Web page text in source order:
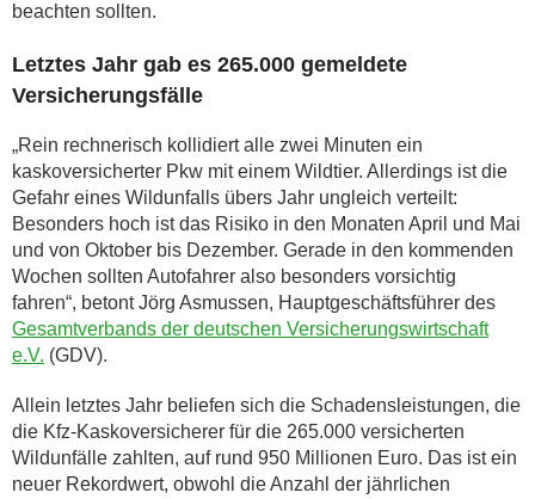
beachten sollten.
Letztes Jahr gab es 265.000 gemeldete
Versicherungsfälle
„Rein rechnerisch kollidiert alle zwei Minuten ein
kaskoversicherter Pkw mit einem Wildtier. Allerdings ist die
Gefahr eines Wildunfalls übers Jahr ungleich verteilt:
Besonders hoch ist das Risiko in den Monaten April und Mai
und von Oktober bis Dezember. Gerade in den kommenden
Wochen sollten Autofahrer also besonders vorsichtig
fahren“, betont Jörg Asmussen, Hauptgeschäftsführer des
Gesamtverbands der deutschen Versicherungswirtschaft
e.V. (GDV).
Allein letztes Jahr beliefen sich die Schadensleistungen, die
die Kfz-Kaskoversicherer für die 265.000 versicherten
Wildunfälle zahlten, auf rund 950 Millionen Euro. Das ist ein
neuer Rekordwert, obwohl die Anzahl der jährlichen